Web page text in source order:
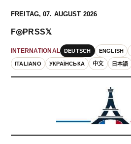
FREITAG, 07. AUGUST 2026
INTERNATIONAL DEUTSCH ENGLISH
ITALIANO УКРАЇНСЬКА 中文 日本語
F◎PRSS𝕏